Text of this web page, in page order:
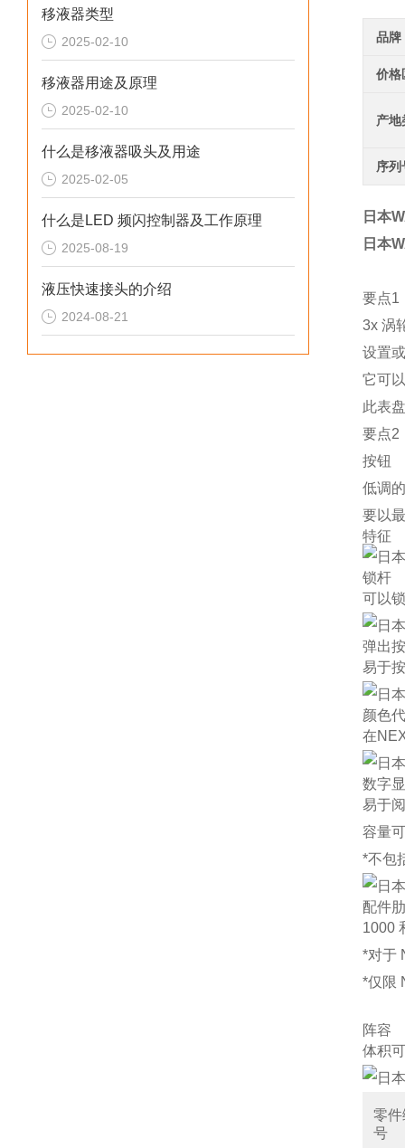
移液器类型
2025-02-10
移液器用途及原理
2025-02-10
什么是移液器吸头及用途
2025-02-05
什么是LED 频闪控制器及工作原理
2025-08-19
液压快速接头的介绍
2024-08-21
品牌
价格
产地
序列
日本
日本
要点1
3x 涡
设置
它可
此表
要点2
按钮
低调
要以
特征
锁杆
可以
弹出
易于
颜色
在
数字
易于
容量
*不包
配件
1000
*对于
*仅限
阵容
体积
零件
号